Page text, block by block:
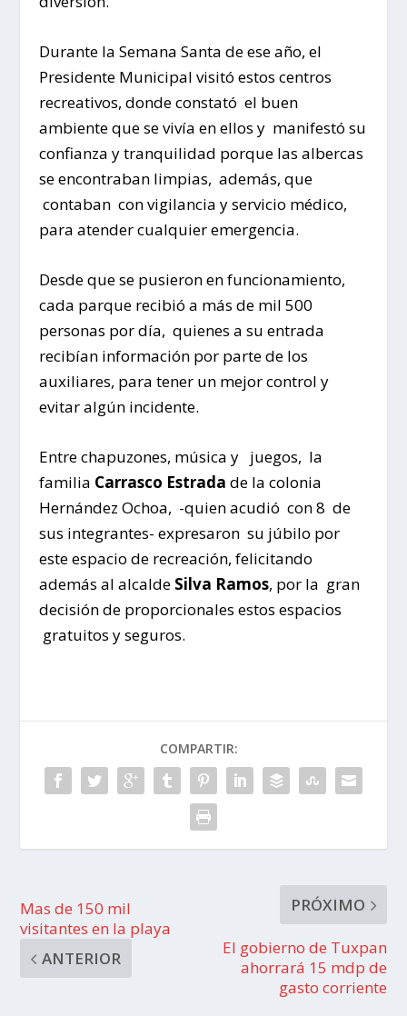
Durante la Semana Santa de ese año, el
Presidente Municipal visitó estos centros
recreativos, donde constató el buen
ambiente que se vivía en ellos y manifestó su
confianza y tranquilidad porque las albercas
se encontraban limpias, además, que
contaban con vigilancia y servicio médico,
para atender cualquier emergencia.
Desde que se pusieron en funcionamiento,
cada parque recibió a más de mil 500
personas por día, quienes a su entrada
recibían información por parte de los
auxiliares, para tener un mejor control y
evitar algún incidente.
Entre chapuzones, música y juegos, la
familia Carrasco Estrada de la colonia
Hernández Ochoa, -quien acudió con 8 de
sus integrantes- expresaron su júbilo por
este espacio de recreación, felicitando
además al alcalde Silva Ramos, por la gran
decisión de proporcionales estos espacios
gratuitos y seguros.
COMPARTIR:
Mas de 150 mil
visitantes en la playa
ANTERIOR
PRÓXIMO
El gobierno de Tuxpan
ahorrará 15 mdp de
gasto corriente